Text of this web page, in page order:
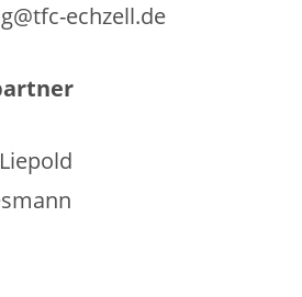
@tfc-echzell.de